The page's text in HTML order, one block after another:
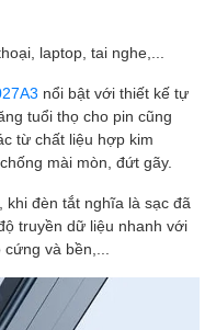
laptop, tai nghe,...
nổi bật với thiết kế tự
tuổi thọ cho pin cũng
từ chất liệu hợp kim
mài mòn, đứt gãy.
khi đèn tắt nghĩa là sạc đã
truyền dữ liệu nhanh với
và bền,...